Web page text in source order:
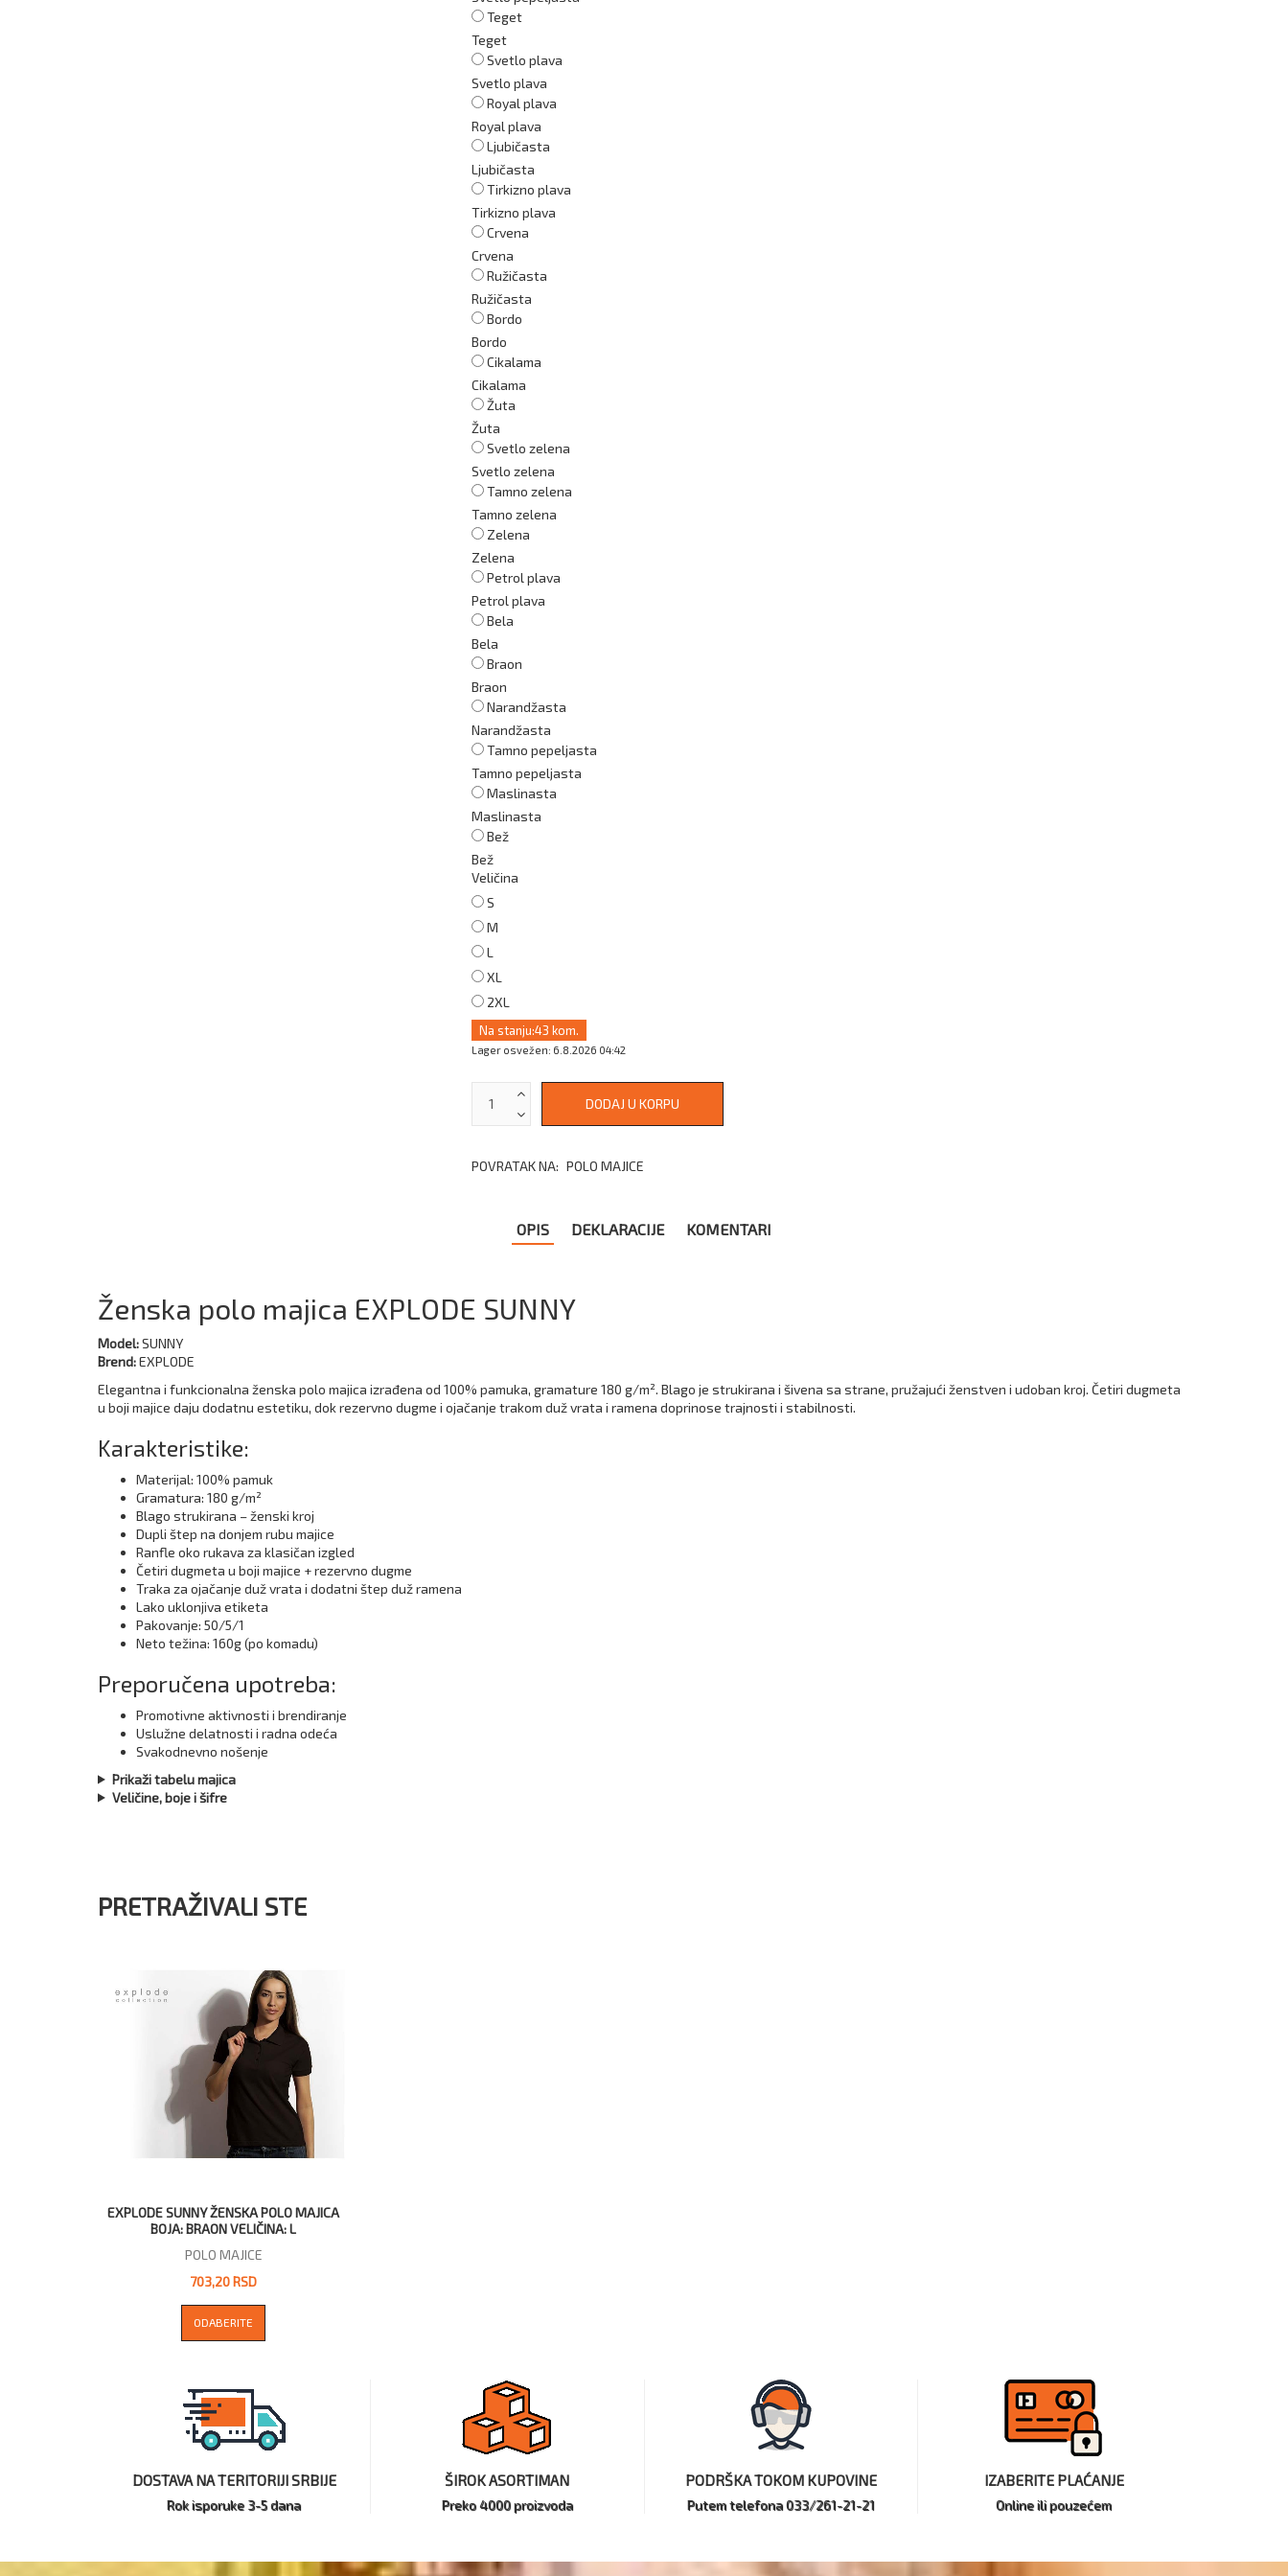
Teget
Teget
Svetlo plava
Svetlo plava
Royal plava
Royal plava
Ljubičasta
Ljubičasta
Tirkizno plava
Tirkizno plava
Crvena
Crvena
Ružičasta
Ružičasta
Bordo
Bordo
Cikalama
Cikalama
Žuta
Žuta
Svetlo zelena
Svetlo zelena
Tamno zelena
Tamno zelena
Zelena
Zelena
Petrol plava
Petrol plava
Bela
Bela
Braon
Braon
Narandžasta
Narandžasta
Tamno pepeljasta
Tamno pepeljasta
Maslinasta
Maslinasta
Bež
Bež
Veličina
S
M
L
XL
2XL
Na stanju:43 kom.
Lager osvežen: 6.8.2026 04:42
POVRATAK NA: POLO MAJICE
OPIS DEKLARACIJE KOMENTARI
Ženska polo majica EXPLODE SUNNY
Model:SUNNY
Brend:EXPLODE
Elegantna i funkcionalna ženska polo majica izrađena od 100% pamuka, gramature 180 g/m². Blago je strukirana i šivena sa strane, pružajući ženstven i udoban kroj. Četiri dugmeta
u boji majice daju dodatnu estetiku, dok rezervno dugme i ojačanje trakom duž vrata i ramena doprinose trajnosti i stabilnosti.
Karakteristike:
Materijal: 100% pamuk
Gramatura: 180 g/m²
Blago strukirana – ženski kroj
Dupli štep na donjem rubu majice
Ranfle oko rukava za klasičan izgled
Četiri dugmeta u boji majice + rezervno dugme
Traka za ojačanje duž vrata i dodatni štep duž ramena
Lako uklonjiva etiketa
Pakovanje: 50/5/1
Neto težina: 160g (po komadu)
Preporučena upotreba:
Promotivne aktivnosti i brendiranje
Uslužne delatnosti i radna odeća
Svakodnevno nošenje
Prikaži tabelu majica
Veličine, boje i šifre
PRETRAŽIVALI STE
EXPLODE SUNNY ŽENSKA POLO MAJICA
BOJA: BRAON VELIČINA: L
POLO MAJICE
703,20 RSD
ODABERITE
DOSTAVA NA TERITORIJI SRBIJE
Rok isporuke 3-5 dana
ŠIROK ASORTIMAN
Preko 4000 proizvoda
PODRŠKA TOKOM KUPOVINE
Putem telefona 033/261-21-21
IZABERITE PLAĆANJE
Online ili pouzećem